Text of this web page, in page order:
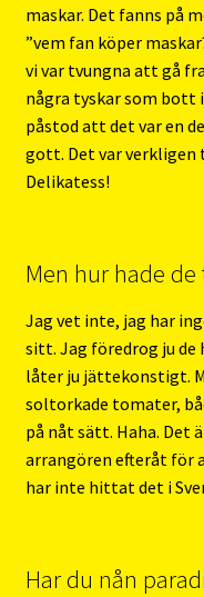
maskar. Det fanns på
”vem fan köper
vi var tvungna att gå
några tyskar som bott
påstod att det var en
gott. Det var verkligen
Delikatess!
Men hur hade
Jag vet inte, jag har
sitt. Jag föredrog ju de
låter ju jättekonstigt.
soltorkade tomater,
på nåt sätt. Haha. Det
arrangören efteråt för
har inte hittat det i
Har du nån